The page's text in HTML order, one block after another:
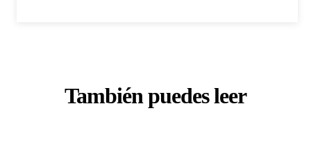
También puedes leer